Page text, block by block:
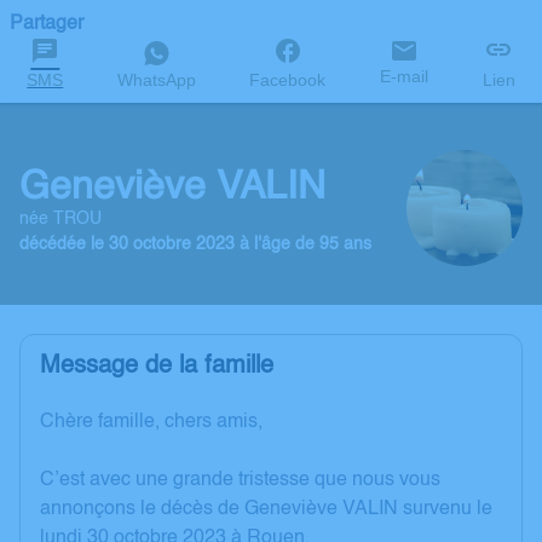
Partager
SMS WhatsApp Facebook E-mail Lien
Geneviève VALIN
née TROU
décédée le 30 octobre 2023 à l'âge de 95 ans
Message de la famille
Chère famille, chers amis,
C’est avec une grande tristesse que nous vous
annonçons le décès de Geneviève VALIN survenu le